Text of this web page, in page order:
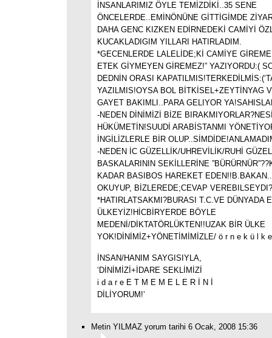
İNSANLARIMIZ ÖYLE TEMİZDİKİ..35 SENE
ÖNCELERDE..EMİNÖNÜNE GİTTİGİMDE
DAHA GENC KIZKEN EDİRNEDEKİ CAMİYİ
KUCAKLADIGIM YILLARI HATIRLADIM.
*GECENLERDE LALELİDE;Kİ CAMİYE
ETEK GİYMEYEN GİREMEZ!” YAZIYORDU:(
DEDNİN ORASI
YAZILMIS!OYSA BOL BİTKİSEL+ZEYTİNYAG
GAYET BAKIMLI..PARA GELIYOR
-NEDEN DİNİMİZİ BİZE
HÜKÜMETİN!SUUDİ ARABİSTANMI
İNGİLİZLERLE BİR
-NEDEN İC GÜZELLİK/UHREVİLİK/RUHİ
BASKALARININ SEKİLLERİNE
KADAR BASIBOS HAREKET
OKUYUP, BİZLEREDE;CEVAP
*HATIRLATSAKMI?BURASI T.C.VE DÜNYADA
ÜLKEYİZ!HİCBİRYERDE BÖYLE
MEDENİ/DİKTATÖRLÜKTEN!!UZAK BİR ÜLKE
YOK!DİNİMİZ+YÖNETİMİMİZLE/ ö r n e k ü l k
İNSAN/HANIM SAYGISIYLA,
‘DİNİMİZİ+İDARE SEKLİMİZİ
i d a r e E T M E M E L E R İ N İ
DİLİYORUM!’
Metin YILMAZ yorum tarihi 6 Ocak, 2008 15:36